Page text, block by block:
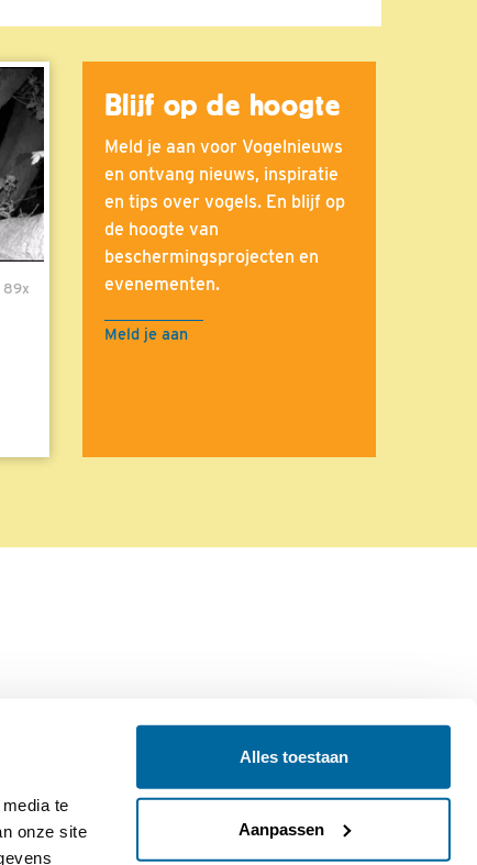
te
onze site
Alles toestaan
Aanpassen
89x
Blijf op de hoogte
Meld je aan voor Vogelnieuws
en ontvang nieuws, inspiratie
en tips over vogels. En blijf op
de hoogte van
beschermingsprojecten en
evenementen.
Meld je aan
Colofon